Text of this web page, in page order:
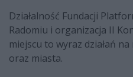
Działalność Fundacji
Radomiu i organizacja II
miejscu to wyraz działań
oraz miasta.